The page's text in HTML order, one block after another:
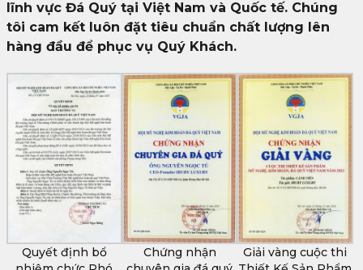
lĩnh vực Đá Quý tại Việt Nam và Quốc tế. Chúng
tôi cam kết luôn đặt tiêu chuẩn chất lượng lên
hàng đầu để phục vụ Quý Khách.
Quyết định bổ
Chứng nhận
Giải vàng cuộc thi